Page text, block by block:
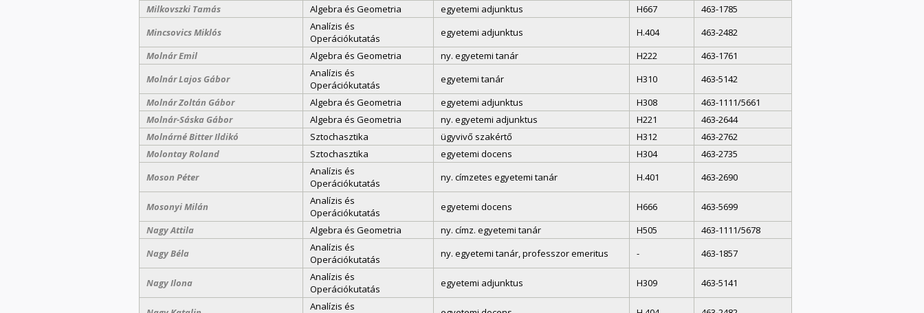
Milkovszki Tamás
Algebra és Geometria egyetemi adjunktus H667
463-1785
Mincsovics Miklós
Analízis és
Operációkutatás
egyetemi adjunktus H.404
463-2482
Molnár Emil
Algebra és Geometria ny. egyetemi tanár H222
463-1761
Molnár Lajos Gábor
Analízis és
Operációkutatás
egyetemi tanár H310
463-5142
Molnár Zoltán Gábor
Algebra és Geometria egyetemi adjunktus H308
463-1111/5661
Molnár-Sáska Gábor
Algebra és Geometria ny. egyetemi adjunktus H221
463-2644
Molnárné Bitter Ildikó
Sztochasztika ügyvivő szakértő H312
463-2762
Molontay Roland
Sztochasztika egyetemi docens H304
463-2735
Moson Péter
Analízis és
Operációkutatás
ny. címzetes egyetemi tanár H.401 463-2690
Mosonyi Milán
Analízis és
Operációkutatás
egyetemi docens H666
463-5699
Nagy Attila
Algebra és Geometria ny. címz. egyetemi tanár H505
463-1111/5678
Nagy Béla
Analízis és
Operációkutatás
ny. egyetemi tanár, professzor emeritus - 463-1857
Nagy Ilona
Analízis és
Operációkutatás
egyetemi adjunktus H309 463-5141
Analízis és